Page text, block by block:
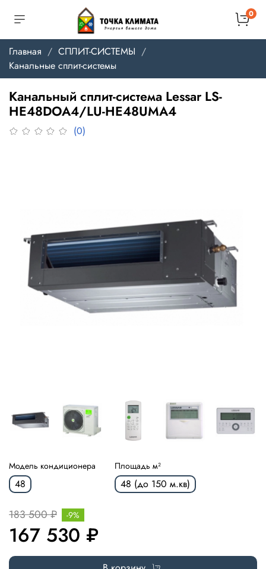
0
Главная
СПЛИТ-СИСТЕМЫ
Канальные сплит-системы
Канальный сплит-система Lessar LS-
HE48DOA4/LU-HE48UMA4
(0)
Модель кондиционера
48
Площадь м²
48 (до 150 м.кв)
183 500 ₽
167 530 ₽
-9%